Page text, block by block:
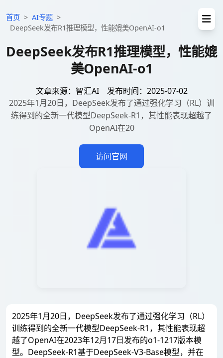
首页 > AI专题 >
DeepSeek发布R1推理模型，性能媲美OpenAI-o1
DeepSeek发布R1推理模型，性能媲
美OpenAI-o1
文章来源：智汇AI
发布时间：2025-07-02
2025年1月20日，DeepSeek发布了通过强化学习（RL）训
练得到的全新一代模型DeepSeek-R1，其性能表现超越了
OpenAI在20
访问官网
2025年1月20日，DeepSeek发布了通过强化学习（RL）
训练得到的全新一代模型DeepSeek-R1，其性能表现超
越了OpenAI在2023年12月17日发布的o1-1217版本模
型。DeepSeek-R1基于DeepSeek-V3-Base模型，并在